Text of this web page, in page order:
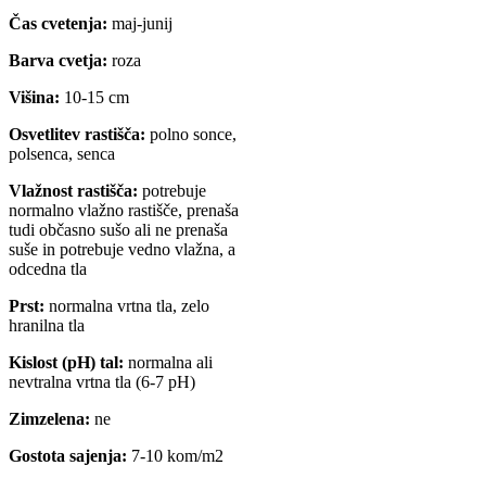
Čas cvetenja: maj-junij
Barva cvetja: roza
Višina: 10-15 cm
Osvetlitev rastišča: polno sonce,
polsenca, senca
Vlažnost rastišča: potrebuje
normalno vlažno rastišče, prenaša
tudi občasno sušo ali ne prenaša
suše in potrebuje vedno vlažna, a
odcedna tla
Prst: normalna vrtna tla, zelo
hranilna tla
Kislost (pH) tal: normalna ali
nevtralna vrtna tla (6-7 pH)
Zimzelena: ne
Gostota sajenja: 7-10 kom/m2